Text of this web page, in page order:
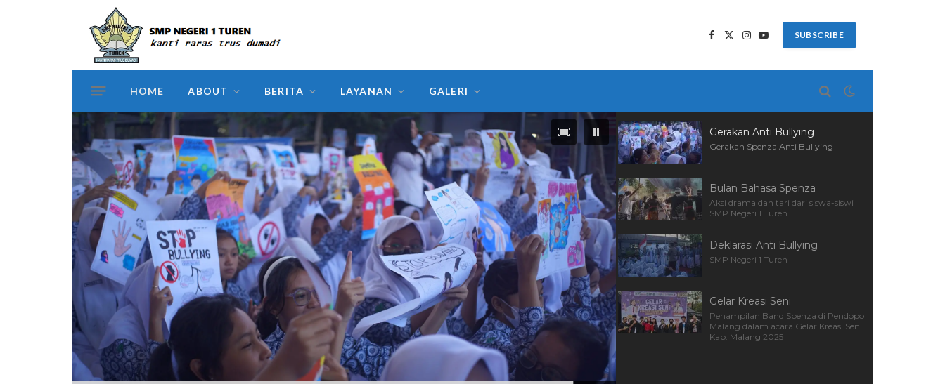
Facebook
X
Instagram
YouTube
SUBSCRIBE
HOME ABOUT BERITA LAYANAN GALERI
Gerakan Anti Bullying
Gerakan Spenza Anti Bullying
Bulan Bahasa Spenza
Aksi drama dan tari dari siswa-siswi
SMP Negeri 1 Turen
Deklarasi Anti Bullying
SMP Negeri 1 Turen
Gelar Kreasi Seni
Penampilan Band Spenza di Pendopo
Malang dalam acara Gelar Kreasi Seni
Kab. Malang 2025